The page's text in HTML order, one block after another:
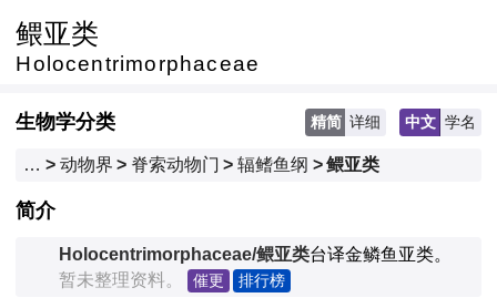
鳂亚类
Holocentrimorphaceae
生物学分类 中文 学名
精简 详细
… > 动物界 > 脊索动物门 > 辐鳍鱼纲 >鳂亚类
简介
Holocentrimorphaceae/鳂亚类台译金鳞鱼亚类。
暂未整理资料。
催更 排行榜